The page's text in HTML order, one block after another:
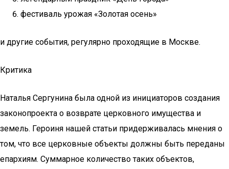
фестиваль урожая «Золотая осень»
и другие события, регулярно проходящие в Москве.
Критика
Наталья Сергунина была одной из инициаторов создания
законопроекта о возврате церковного имущества и
земель. Героиня нашей статьи придерживалась мнения о
том, что все церковные объекты должны быть переданы
епархиям. Суммарное количество таких объектов,